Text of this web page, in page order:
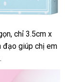
Mỹ
, chỉ 3.5cm x
đạo giúp chị em